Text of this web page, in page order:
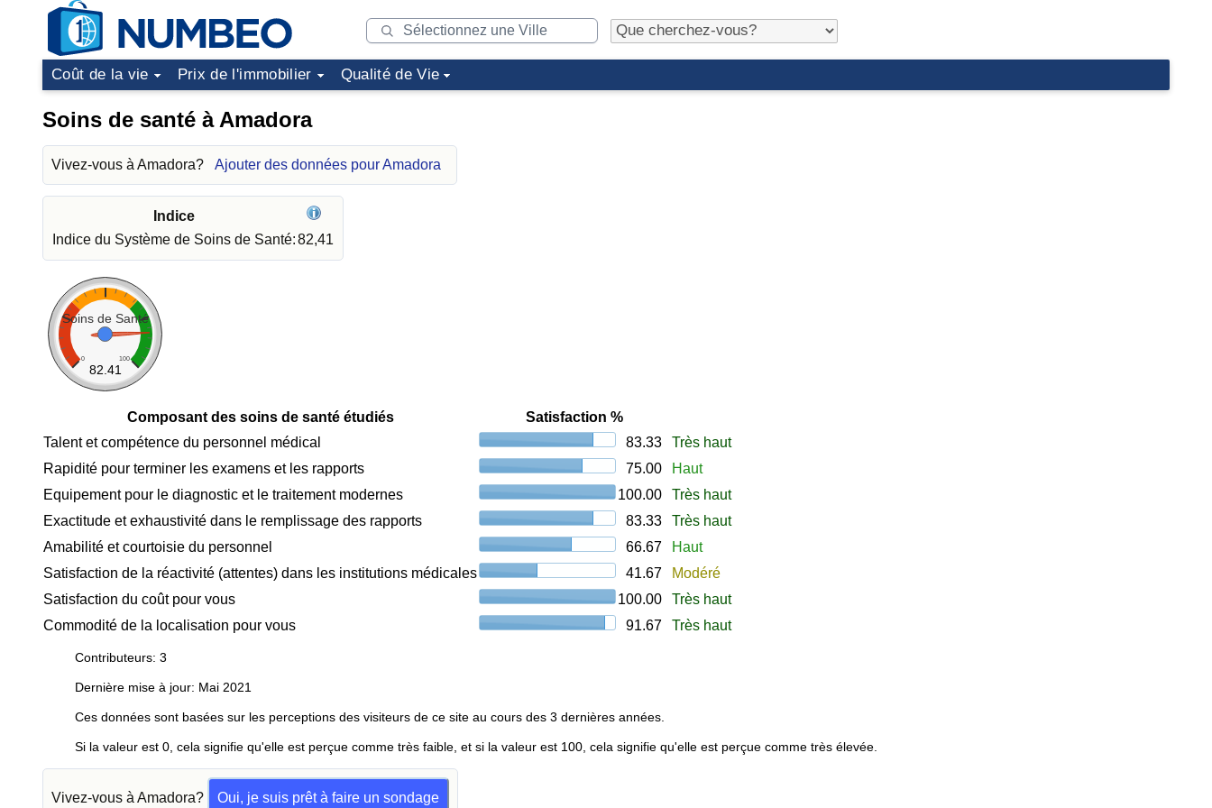
Coût de la vie Prix de l'immobilier Qualité de Vie
Soins de santé à Amadora
Vivez-vous à Amadora? Ajouter des données pour Amadora
Indice
Indice du Système de Soins de Santé:82,41
Soins de Santé
0 100
82.41
Composant des soins de santé étudiés
Satisfaction %
Talent et compétence du personnel médical
83.33
Très haut
Rapidité pour terminer les examens et les rapports
75.00
Haut
Equipement pour le diagnostic et le traitement modernes
100.00
Très haut
Exactitude et exhaustivité dans le remplissage des rapports
83.33
Très haut
Amabilité et courtoisie du personnel
66.67
Haut
Satisfaction de la réactivité (attentes) dans les institutions médicales
41.67
Modéré
Satisfaction du coût pour vous
100.00
Très haut
Commodité de la localisation pour vous
91.67 Très haut
Contributeurs: 3
Dernière mise à jour: Mai 2021
Ces données sont basées sur les perceptions des visiteurs de ce site au cours des 3 dernières années.
Si la valeur est 0, cela signifie qu'elle est perçue comme très faible, et si la valeur est 100, cela signifie qu'elle est perçue comme très élevée.
Vivez-vous à Amadora? Oui, je suis prêt à faire un sondage